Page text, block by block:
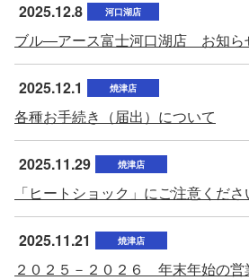
2025.12.8 河口湖店
ブル―アース富士河口湖店 お知ら
2025.12.1 焼津店
各種お手続き（届出）について
2025.11.29 焼津店
「ヒートショック」にご注意くださ
2025.11.21 焼津店
２０２５－２０２６ 年末年始の営